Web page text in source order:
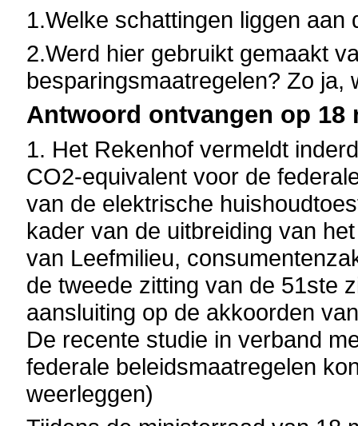
1.Welke schattingen liggen
2.Werd hier gebruikt gemaakt
besparingsmaatregelen? Zo ja,
Antwoord ontvangen op 18
1. Het Rekenhof vermeldt
CO2-equivalent voor de
van de elektrische
kader van de uitbreiding van
van Leefmilieu,
de tweede zitting van de 51ste
aansluiting op de akkoorden
De recente studie in verband
federale beleidsmaatregelen
weerleggen)